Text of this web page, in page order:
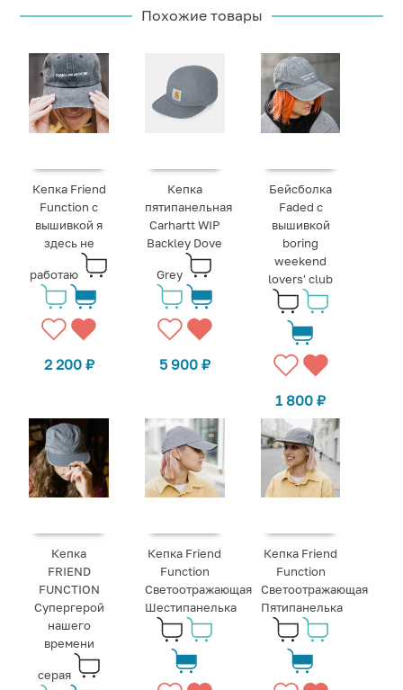
Похожие товары
Кепка Friend
Function с
вышивкой я
здесь не
работаю
2 200 ₽
Кепка
пятипанельная
Carhartt WIP
Backley Dove
Grey
5 900 ₽
Бейсболка
Faded с
вышивкой
boring
weekend
lovers' club
1 800₽
Кепка
FRIEND
FUNCTION
Супергерой
нашего
времени
серая
Кепка Friend
Function
Светоотражающая
Шестипанелька
Кепка Friend
Function
Светоотражающая
Пятипанелька